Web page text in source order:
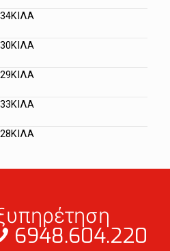
34ΚΙΛΑ
30ΚΙΛΑ
29ΚΙΛΑ
33ΚΙΛΑ
28ΚΙΛΑ
6948.604.220